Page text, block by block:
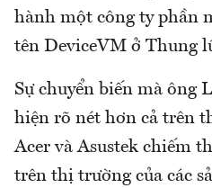
hành một công ty phần
tên DeviceVM ở Thung
Sự chuyển biến mà ông
hiện rõ nét hơn cả trên
Acer và Asustek chiếm
trên thị trường của các